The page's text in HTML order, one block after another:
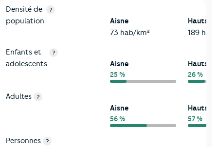
2-Habitants
Critères Aisne
Densité de
population
?
Aisne
73 hab/km²
Hauts-
189
Enfants et
adolescents
?
Aisne
25 %
Hauts-
26 %
Adultes ?
Aisne
56 %
Hauts-
57 %
Personnes
?